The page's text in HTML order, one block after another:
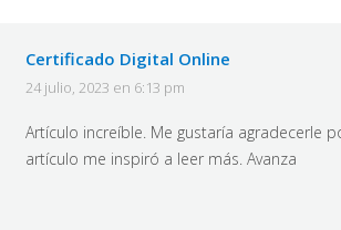
Artículo increíble. Me gustaría agradecerle